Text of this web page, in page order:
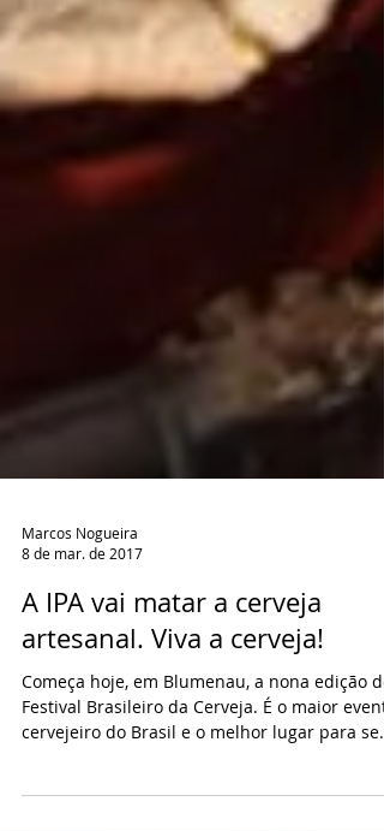
Marcos Nogueira
A IPA vai matar a cerveja
artesanal. Viva a cerveja!
Começa hoje, em Blumenau, a nona edição do
cervejeiro do Brasil e o melhor lugar para se...